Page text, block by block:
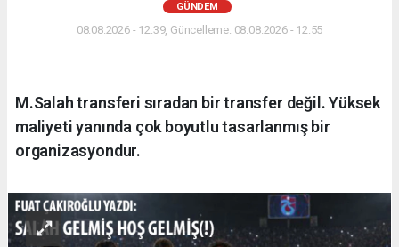
GÜNDEM
08.08.2026 - 12:39, Güncelleme: 08.08.2026 - 12:55
M.Salah transferi sıradan bir transfer değil. Yüksek
maliyeti yanında çok boyutlu tasarlanmış bir
organizasyondur.